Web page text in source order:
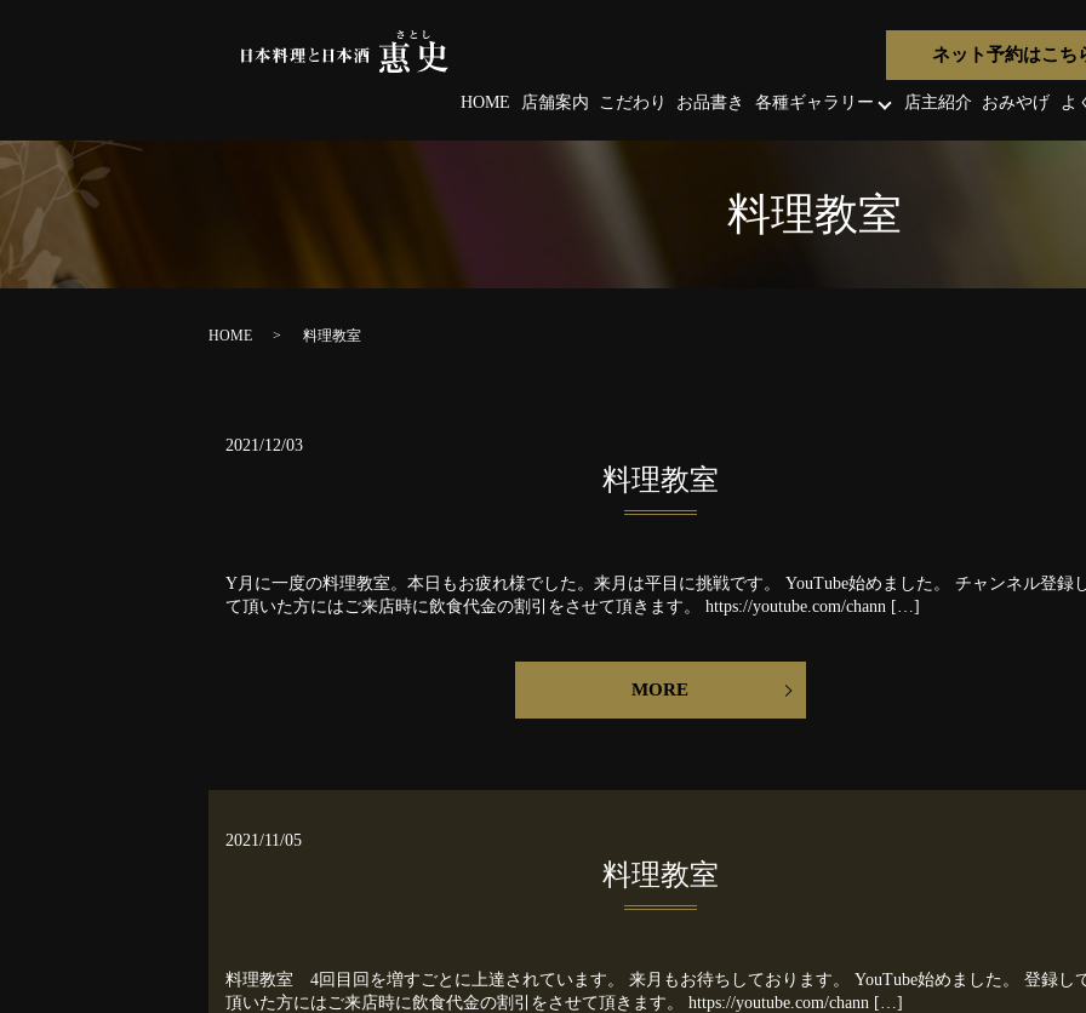
HOME 店舗案内 こだわり お品書き 各種ギャラリー 店主紹介 おみやげ よ
ネット予約はこち
料理教室
HOME 料理教室
2021/12/03
料理教室
Υ月に一度の料理教室。本日もお疲れ様でした。来月は平目に挑戦です。 YouTube始めました。 チャンネル登録
て頂いた方にはご来店時に飲食代金の割引をさせて頂きます。 https://youtube.com/chann […]
MORE
2021/11/05
料理教室
料理教室 4回目回を増すごとに上達されています。 来月もお待ちしております。 YouTube始めました。 登録し
頂いた方にはご来店時に飲食代金の割引をさせて頂きます。 https://youtube.com/chann […]